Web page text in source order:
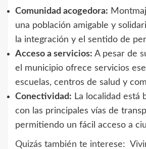
Comunidad acogedora:
una población amigable y
la integración y el sentido de
Acceso a servicios: A pesar de
el municipio ofrece servicios
escuelas, centros de salud y
Conectividad: La localidad está
con las principales vías de
permitiendo un fácil acceso a
Quizás también te interese: